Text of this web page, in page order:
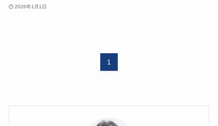
2026年1月1日
1